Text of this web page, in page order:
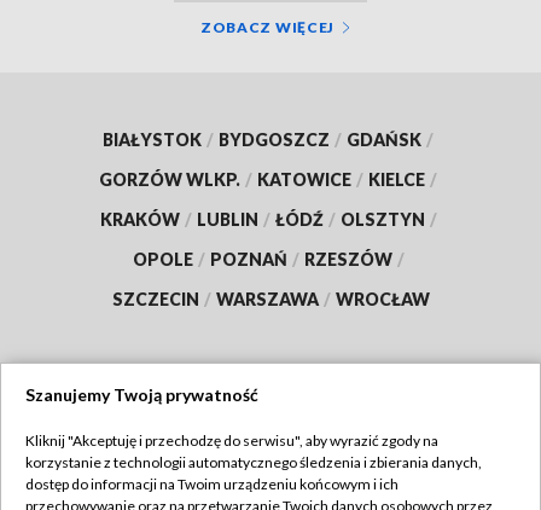
ZOBACZ WIĘCEJ
BIAŁYSTOK / BYDGOSZCZ / GDAŃSK /
GORZÓW WLKP. / KATOWICE / KIELCE /
KRAKÓW / LUBLIN / ŁÓDŹ / OLSZTYN /
OPOLE / POZNAŃ / RZESZÓW /
SZCZECIN / WARSZAWA / WROCŁAW
TVP
Szanujemy Twoją prywatność
Kliknij "Akceptuję i przechodzę do serwisu", aby wyrazić zgody na
korzystanie z technologii automatycznego śledzenia i zbierania danych,
dostęp do informacji na Twoim urządzeniu końcowym i ich
przechowywanie oraz na przetwarzanie Twoich danych osobowych przez